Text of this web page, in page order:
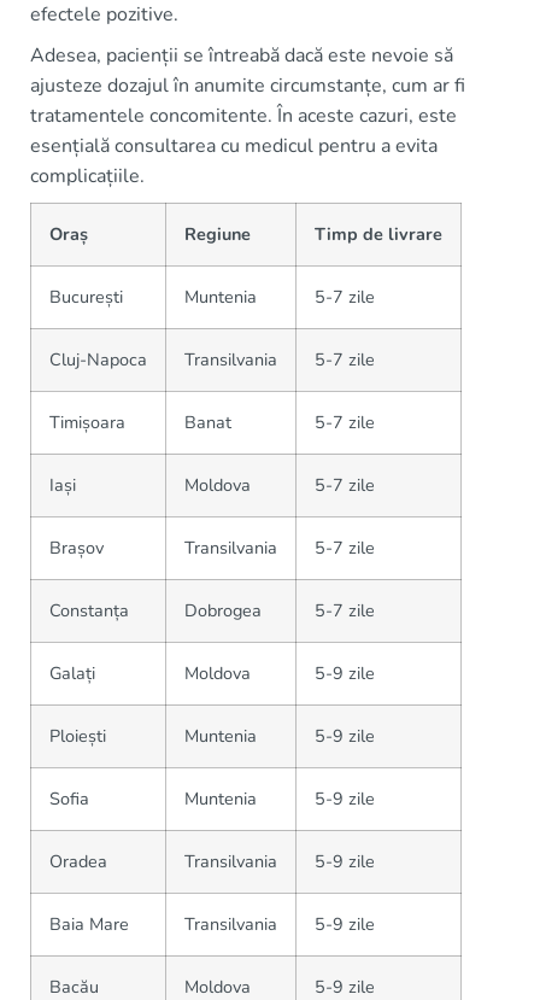
efectele pozitive.
Adesea, pacienții se întreabă dacă este nevoie să
ajusteze dozajul în anumite circumstanțe, cum ar fi
tratamentele concomitente. În aceste cazuri, este
esențială consultarea cu medicul pentru a evita
complicațiile.
Oraș Regiune Timp de livrare
București Muntenia 5-7 zile
Cluj-Napoca Transilvania 5-7 zile
Timișoara Banat 5-7 zile
Iași Moldova 5-7 zile
Brașov Transilvania 5-7 zile
Constanța Dobrogea 5-7 zile
Galați Moldova 5-9 zile
Ploiești Muntenia 5-9 zile
Sofia Muntenia 5-9 zile
Oradea Transilvania 5-9 zile
Baia Mare Transilvania 5-9 zile
Bacău Moldova 5-9 zile